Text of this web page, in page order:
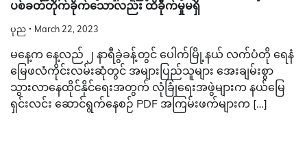
ပစ်ခတ်တိုက်ခိုက်သောလည်း ထိခိုက်မှုမရှိ
ပုည March 22, 2023
မနေ့က နေ့လည် ၂ နာရီခွဲခန့်တွင် ပေါက်မြို့နယ် လက်ပံတို ရေနံ
မြေဖလံကိုင်းလမ်းဆုံတွင် အများပြည်သူများ အေးချမ်းစွာ
သွားလာနေထိုင်နိုင်ရေးအတွက် လုံခြုံရေးအဖွဲများက နယ်မြေ
ရှင်းလင်း ဆောင်ရွက်နေစဉ် PDF အကြမ်းဖက်များက […]